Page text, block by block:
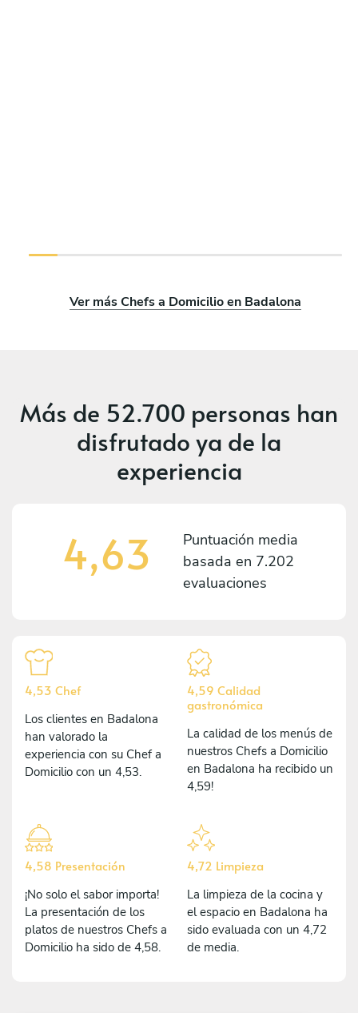
Ver más Chefs a Domicilio en Badalona
Más de 52.700 personas han
disfrutado ya de la
experiencia
4,63
Puntuación media
basada en 7.202
evaluaciones
4,53 Chef
Los clientes en Badalona
han valorado la
experiencia con su Chef a
Domicilio con un 4,53.
4,59 Calidad
gastronómica
La calidad de los menús de
nuestros Chefs a Domicilio
en Badalona ha recibido un
4,59!
4,58 Presentación
¡No solo el sabor importa!
La presentación de los
platos de nuestros Chefs a
Domicilio ha sido de 4,58.
4,72 Limpieza
La limpieza de la cocina y
el espacio en Badalona ha
sido evaluada con un 4,72
de media.